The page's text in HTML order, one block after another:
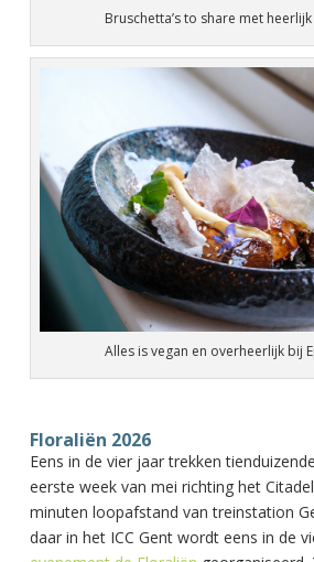
Bruschetta’s to share met
Alles is vegan en overheerlijk bij
Floraliën 2026
Eens in de vier jaar trekken
eerste week van mei richting het
minuten loopafstand van treinstation
daar in het ICC Gent wordt eens in de